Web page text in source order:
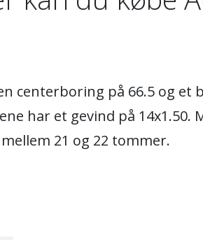
centerboring på 66.5 og
har et gevind på 14x1.50.
21 og 22 tommer.